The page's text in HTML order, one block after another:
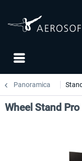
Panoramica
Wheel Stand